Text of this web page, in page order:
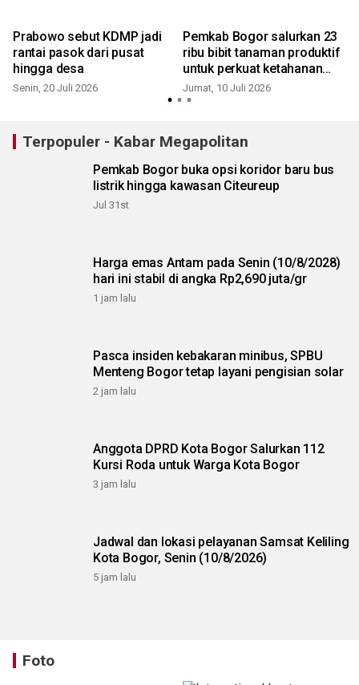
Prabowo sebut KDMP jadi
rantai pasok dari pusat
hingga desa
Senin, 20 Juli 2026
Pemkab Bogor salurkan 23
ribu bibit tanaman produktif
untuk perkuat ketahanan
pangan
Jumat, 10 Juli 2026
Terpopuler - Kabar Megapolitan
Pemkab Bogor buka opsi koridor baru bus
listrik hingga kawasan Citeureup
Jul 31st
Harga emas Antam pada Senin (10/8/2028)
hari ini stabil di angka Rp2,690 juta/gr
1 jam lalu
Pasca insiden kebakaran minibus, SPBU
Menteng Bogor tetap layani pengisian solar
2 jam lalu
Anggota DPRD Kota Bogor Salurkan 112
Kursi Roda untuk Warga Kota Bogor
3 jam lalu
Jadwal dan lokasi pelayanan Samsat Keliling
Kota Bogor, Senin (10/8/2026)
5 jam lalu
Foto